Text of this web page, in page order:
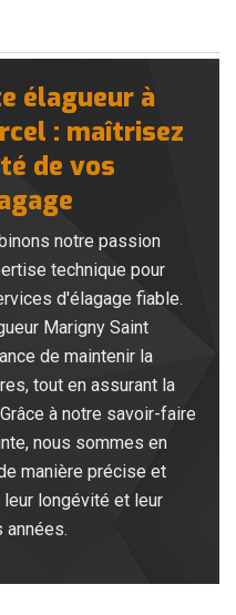
élagueur à
: maîtrisez
de vos
notre passion
technique pour
d'élagage fiable.
Marigny Saint
de maintenir la
tout en assurant la
à notre savoir-faire
nous sommes en
manière précise et
longévité et leur
années.